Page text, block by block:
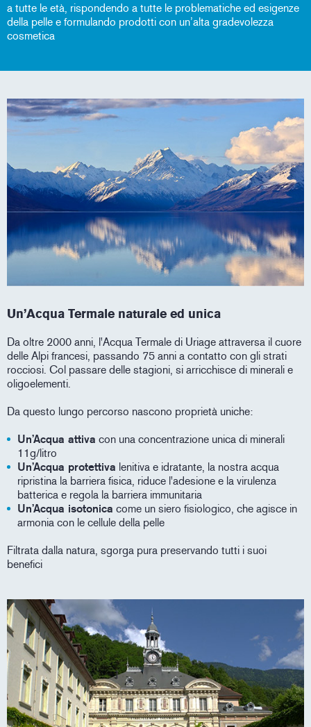
a tutte le età, rispondendo a tutte le problematiche ed esigenze
della pelle e formulando prodotti con un’alta gradevolezza
cosmetica
Un’Acqua Termale naturale ed unica
Da oltre 2000 anni, l'Acqua Termale di Uriage attraversa il cuore
delle Alpi francesi, passando 75 anni a contatto con gli strati
rocciosi. Col passare delle stagioni, si arricchisce di minerali e
oligoelementi.
Da questo lungo percorso nascono proprietà uniche:
Un’Acqua attiva con una concentrazione unica di minerali
11g/litro
Un’Acqua protettiva lenitiva e idratante, la nostra acqua
ripristina la barriera fisica, riduce l'adesione e la virulenza
batterica e regola la barriera immunitaria
Un’Acqua isotonica come un siero fisiologico, che agisce in
armonia con le cellule della pelle
Filtrata dalla natura, sgorga pura preservando tutti i suoi
benefici